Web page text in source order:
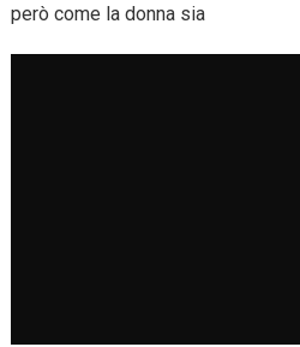
però come la donna sia